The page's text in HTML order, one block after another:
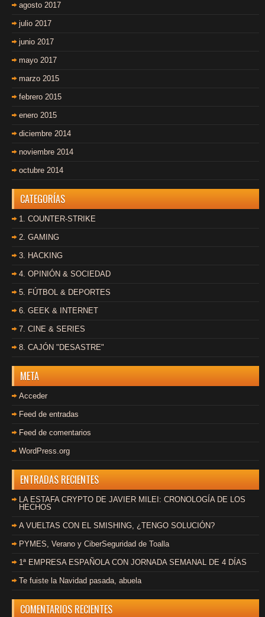
agosto 2017
julio 2017
junio 2017
mayo 2017
marzo 2015
febrero 2015
enero 2015
diciembre 2014
noviembre 2014
octubre 2014
CATEGORÍAS
1. COUNTER-STRIKE
2. GAMING
3. HACKING
4. OPINIÓN & SOCIEDAD
5. FÚTBOL & DEPORTES
6. GEEK & INTERNET
7. CINE & SERIES
8. CAJÓN "DESASTRE"
META
Acceder
Feed de entradas
Feed de comentarios
WordPress.org
ENTRADAS RECIENTES
LA ESTAFA CRYPTO DE JAVIER MILEI: CRONOLOGÍA DE LOS
HECHOS
A VUELTAS CON EL SMISHING, ¿TENGO SOLUCIÓN?
PYMES, Verano y CiberSeguridad de Toalla
1ª EMPRESA ESPAÑOLA CON JORNADA SEMANAL DE 4 DÍAS
Te fuiste la Navidad pasada, abuela
COMENTARIOS RECIENTES